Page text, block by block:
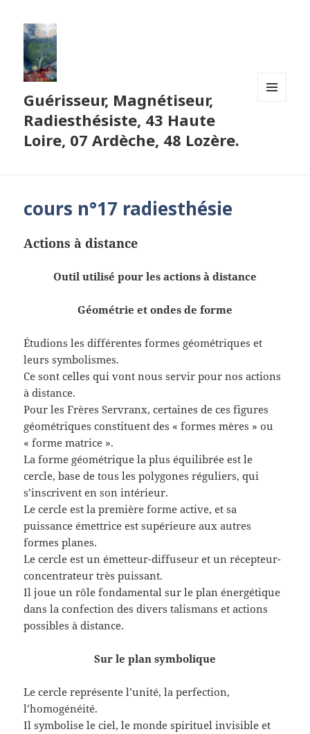
Guérisseur, Magnétiseur,
Radiesthésiste, 43 Haute
Loire, 07 Ardèche, 48 Lozère.
cours n°17 radiesthésie
Actions à distance
Outil utilisé pour les actions à distance
Géométrie et ondes de forme
Étudions les différentes formes géométriques et
leurs symbolismes.
Ce sont celles qui vont nous servir pour nos actions
à distance.
Pour les Frères Servranx, certaines de ces figures
géométriques constituent des « formes mères » ou
« forme matrice ».
La forme géométrique la plus équilibrée est le
cercle, base de tous les polygones réguliers, qui
s’inscrivent en son intérieur.
Le cercle est la première forme active, et sa
puissance émettrice est supérieure aux autres
formes planes.
Le cercle est un émetteur-diffuseur et un récepteur-
concentrateur très puissant.
Il joue un rôle fondamental sur le plan énergétique
dans la confection des divers talismans et actions
possibles à distance.
Sur le plan symbolique
Le cercle représente l’unité, la perfection,
l’homogénéité.
Il symbolise le ciel, le monde spirituel invisible et